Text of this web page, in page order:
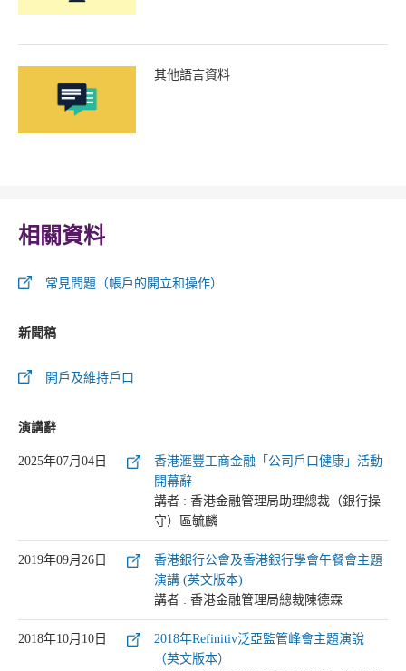
其他語言資料
相關資料
常見問題（帳戶的開立和操作）
新聞稿
開戶及維持戶口
演講辭
2025年07月04日
香港滙豐工商金融「公司戶口健康」活動
開幕辭
講者 : 香港金融管理局助理總裁（銀行操
守）區毓麟
2019年09月26日
香港銀行公會及香港銀行學會午餐會主題
演講 (英文版本)
講者 : 香港金融管理局總裁陳德霖
2018年10月10日
2018年Refinitiv泛亞監管峰會主題演說
（英文版本）